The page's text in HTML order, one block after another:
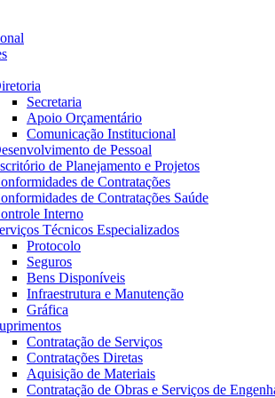
Secretaria
Apoio Orçamentário
Comunicação Institucional
de Pessoal
de Planejamento e Projetos
de Contratações
de Contratações Saúde
Interno
Técnicos Especializados
Protocolo
Seguros
Bens Disponíveis
Infraestrutura e Manutenção
Gráfica
Contratação de Serviços
Contratações Diretas
Aquisição de Materiais
Contratação de Obras e Serviços de